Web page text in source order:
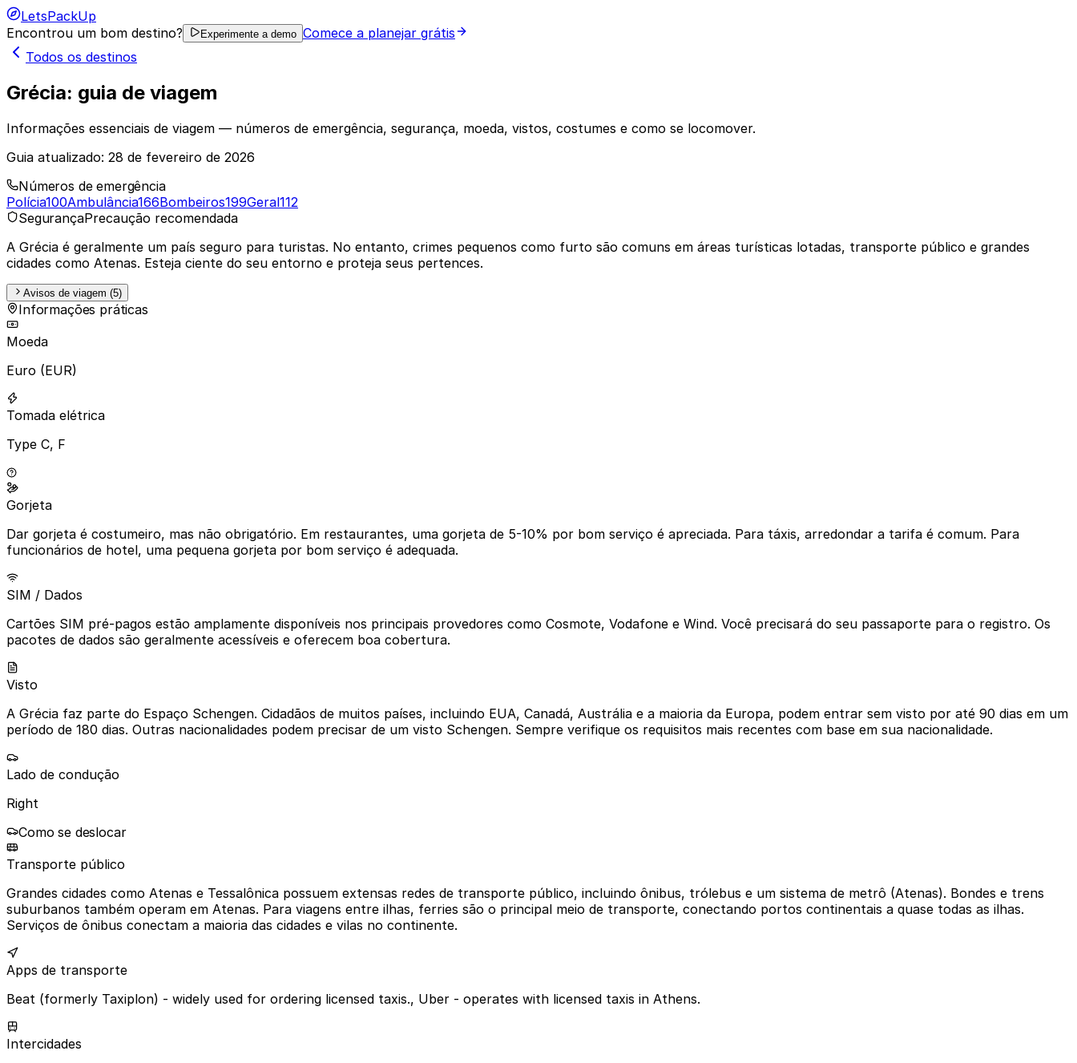
LetsPackUp
Encontrou um bom destino?
Experimente a demo Comece a planejar grátis
Todos os destinos
Grécia: guia de viagem
Informações essenciais de viagem — números de emergência, segurança, moeda, vistos, costumes e como se locomover.
Guia atualizado: 28 de fevereiro de 2026
Números de emergência
Polícia100Ambulância166Bombeiros199Geral112
SegurançaPrecaução recomendada
A Grécia é geralmente um país seguro para turistas. No entanto, crimes pequenos como furto são comuns em áreas turísticas lotadas, transporte público e grandes
cidades como Atenas. Esteja ciente do seu entorno e proteja seus pertences.
Avisos de viagem (5)
Informações práticas
Moeda
Euro (EUR)
Tomada elétrica
Type C, F
Gorjeta
Dar gorjeta é costumeiro, mas não obrigatório. Em restaurantes, uma gorjeta de 5-10% por bom serviço é apreciada. Para táxis, arredondar a tarifa é comum. Para
funcionários de hotel, uma pequena gorjeta por bom serviço é adequada.
SIM / Dados
Cartões SIM pré-pagos estão amplamente disponíveis nos principais provedores como Cosmote, Vodafone e Wind. Você precisará do seu passaporte para o registro. Os
pacotes de dados são geralmente acessíveis e oferecem boa cobertura.
Visto
A Grécia faz parte do Espaço Schengen. Cidadãos de muitos países, incluindo EUA, Canadá, Austrália e a maioria da Europa, podem entrar sem visto por até 90 dias em um
período de 180 dias. Outras nacionalidades podem precisar de um visto Schengen. Sempre verifique os requisitos mais recentes com base em sua nacionalidade.
Lado de condução
Right
Como se deslocar
Transporte público
Grandes cidades como Atenas e Tessalônica possuem extensas redes de transporte público, incluindo ônibus, trólebus e um sistema de metrô (Atenas). Bondes e trens
suburbanos também operam em Atenas. Para viagens entre ilhas, ferries são o principal meio de transporte, conectando portos continentais a quase todas as ilhas.
Serviços de ônibus conectam a maioria das cidades e vilas no continente.
Apps de transporte
Beat (formerly Taxiplon) - widely used for ordering licensed taxis., Uber - operates with licensed taxis in Athens.
Intercidades